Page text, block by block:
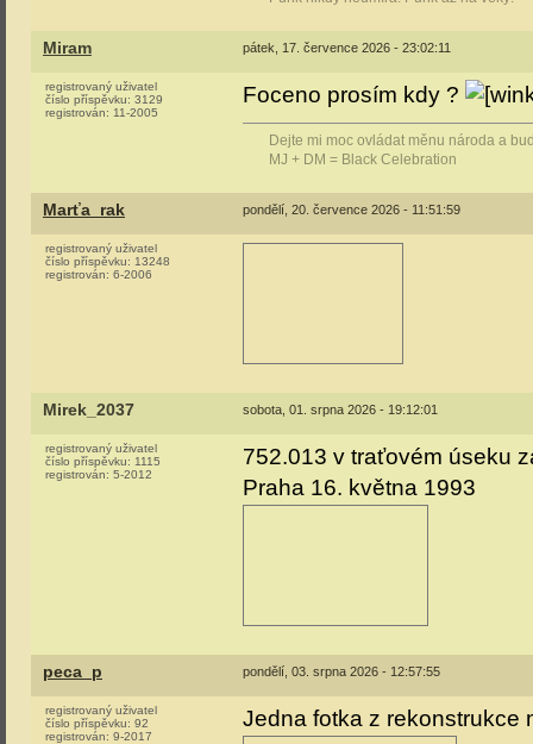
Miram pátek, 17. července 2026 - 23:02:11
registrovaný uživatel
číslo příspěvku: 3129
registrován: 11-2005
Foceno prosím kdy ?
Dejte mi moc ovládat měnu národa a
MJ + DM = Black Celebration
Marťa_rak pondělí, 20. července 2026 - 11:51:59
registrovaný uživatel
číslo příspěvku: 13248
registrován: 6-2006
Mirek_2037 sobota, 01. srpna 2026 - 19:12:01
registrovaný uživatel
číslo příspěvku: 1115
registrován: 5-2012
752.013 v traťovém úseku
Praha 16. května 1993
peca_p pondělí, 03. srpna 2026 - 12:57:55
registrovaný uživatel
číslo příspěvku: 92
registrován: 9-2017
Jedna fotka z rekonstrukce